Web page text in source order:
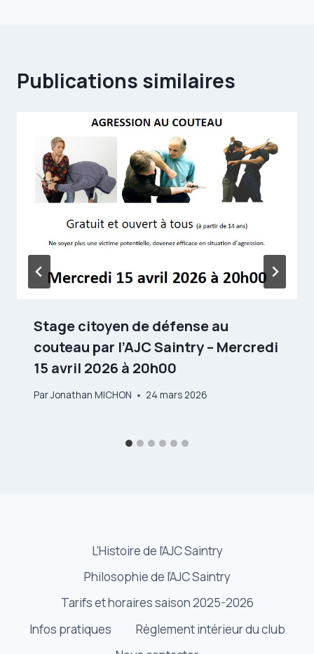
Publications similaires
Stage citoyen de défense au
couteau par l’AJC Saintry – Mercredi
15 avril 2026 à 20h00
ParJonathan MICHON 24 mars 2026
L’Histoire de l’AJC Saintry
Philosophie de l’AJC Saintry
Tarifs et horaires saison 2025-2026
Infos pratiques
Règlement intérieur du club